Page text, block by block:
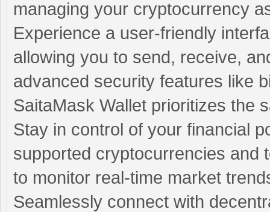
managing your cryptocurrency
Experience a user-friendly
allowing you to send, receive,
advanced security features like
SaitaMask Wallet prioritizes the
Stay in control of your financial
supported cryptocurrencies and
to monitor real-time market
Seamlessly connect with